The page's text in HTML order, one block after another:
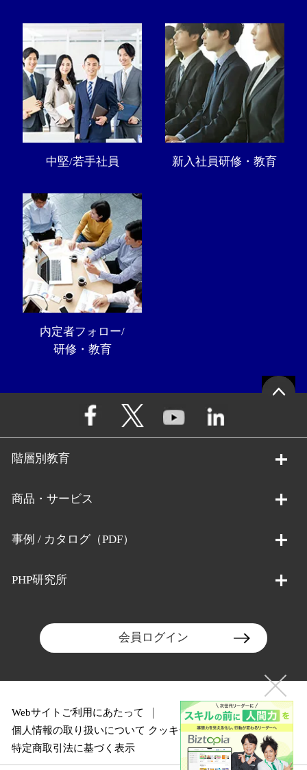
中堅/若手社員 新入社員研修・教育
内定者フォロー/
研修・教育
階層別教育
商品・サービス
事例 / カタログ（PDF）
PHP研究所
会員ログイン
Webサイトご利用にあたって
個人情報の取り扱いについて クッキーポリシー
特定商取引法に基づく表示